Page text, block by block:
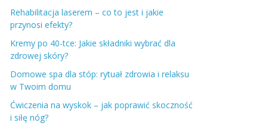
Rehabilitacja laserem – co to jest i jakie
przynosi efekty?
Kremy po 40-tce: Jakie składniki wybrać dla
zdrowej skóry?
Domowe spa dla stóp: rytuał zdrowia i relaksu
w Twoim domu
Ćwiczenia na wyskok – jak poprawić skoczność
i siłę nóg?